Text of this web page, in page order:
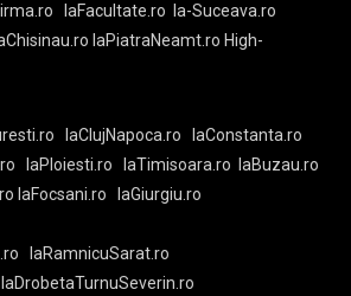
laFacultate.ro
la-Suceava.ro
laPiatraNeamt.ro High-
laClujNapoca.ro
laConstanta.ro
laPloiesti.ro laTimisoara.ro
laBuzau.ro
laFocsani.ro
laGiurgiu.ro
laRamnicuSarat.ro
laDrobetaTurnuSeverin.ro